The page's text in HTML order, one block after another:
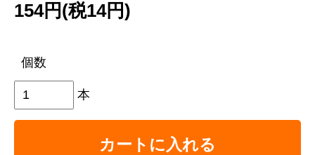
154円(税14円)
個数
本
カートに入れる